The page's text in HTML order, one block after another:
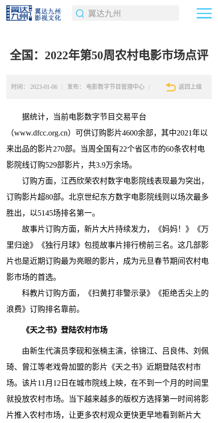
全国：2022年第50周农村电影市场点评
时间： 2023-01-06 发布： 电影数字节目管理中心 返回上级
据统计，当前电影数字节目交易平台
（www.dfcc.org.cn）可供订购影片4600余部，其中2021年以
来出品的影片270部。当周全国有22个省区市的60条农村电
影院线订购529部影片，共3.9万余场。
订购方面，江西欣荣农村数字电影院线表现最为突出，
订购影片超80部。北京世纪东方数字电影院线则以场次最多
胜出，以5145场排名第一。
故事片订购方面，新片大片持续发力，《妈妈！》《万
里归途》《独行月球》包揽故事片排行榜前三名。这几部影
片也是近期订购最为亮眼的影片，成为元旦春节期间农村电
影市场的首选。
科教片订购方面，《扫黄打非警示录》《拒绝舌尖上的
浪费》订购排名靠前。
《天之书》登陆农村市场
由新生代演员李砚和张楠主演，徐锦江、吕良伟、刘佩
琦、曾江等老戏骨加盟的影片《天之书》近期登陆农村市
场。该片11月12日在城市院线上映，在不到一个月的时间里
就投放农村市场。当下越来越多的版权方选择第一时间将影
片推入农村市场，让更多农村观众更快更早地看到新片大